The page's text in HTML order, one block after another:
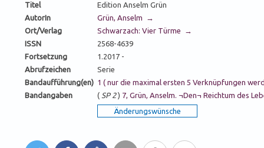
Titel
Edition Anselm Grün
AutorIn
Grün, Anselm →
Ort/Verlag
Schwarzach: Vier Türme →
ISSN
2568-4639
Fortsetzung
1.2017 -
Abrufzeichen
Serie
Bandaufführung(en) 1 ( nur die maximal ersten 5 Verknüpfungen
Bandangaben
( SP 2) 7, Grün, Anselm. ¬Den¬ Reichtum des